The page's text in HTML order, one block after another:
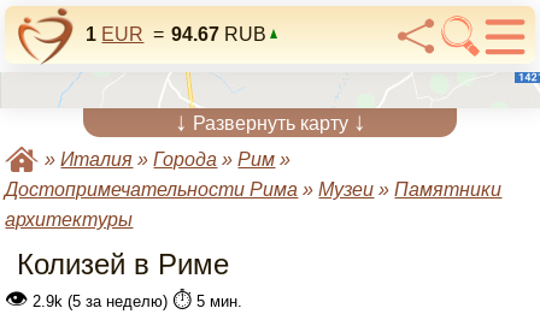
1 EUR = 94.67 RUB
↓ Развернуть карту ↓
»Италия »Города »Рим »
Достопримечательности Рима »Музеи »Памятники
архитектуры
Колизей в Риме
👁 2.9k (5 за неделю) ⏱️ 5 мин.